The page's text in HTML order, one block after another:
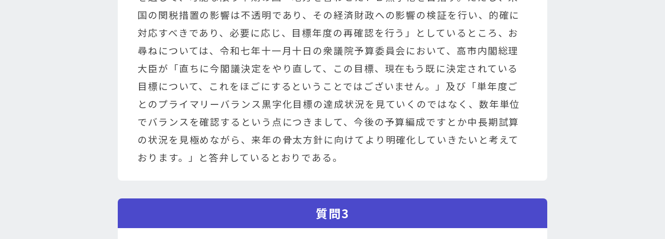
国の関税措置の影響は不透明であり、その経済財政への影響の検証を行い、的確に
対応すべきであり、必要に応じ、目標年度の再確認を行う」としているところ、お
尋ねについては、令和七年十一月十日の衆議院予算委員会において、高市内閣総理
大臣が「直ちに今閣議決定をやり直して、この目標、現在もう既に決定されている
目標について、これをほごにするということではございません。」及び「単年度ご
とのプライマリーバランス黒字化目標の達成状況を見ていくのではなく、数年単位
でバランスを確認するという点につきまして、今後の予算編成ですとか中長期試算
の状況を見極めながら、来年の骨太方針に向けてより明確化していきたいと考えて
おります。」と答弁しているとおりである。
質問3